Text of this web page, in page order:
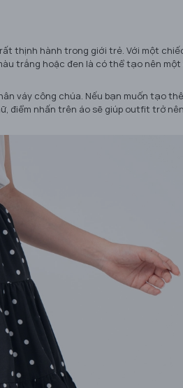
thịnh hành trong giới trẻ. Với một
trắng hoặc đen là có thể tạo nên
váy công chúa. Nếu bạn muốn tạo
điểm nhấn trên áo sẽ giúp outfit trở